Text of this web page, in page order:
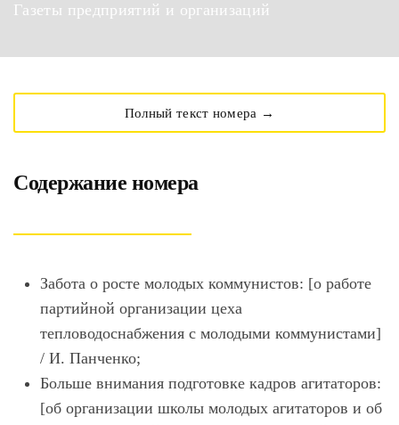
Газеты предприятий и организаций
Полный текст номера →
Содержание номера
Забота о росте молодых коммунистов: [о работе
партийной организации цеха
тепловодоснабжения с молодыми коммунистами]
/ И. Панченко;
Больше внимания подготовке кадров агитаторов:
[об организации школы молодых агитаторов и об